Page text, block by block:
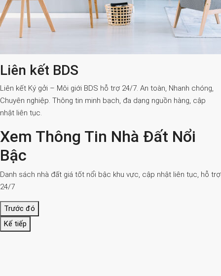
Liên kết BDS
Liên kết Ký gởi – Môi giới BDS hỗ trợ 24/7. An toàn, Nhanh chóng,
Chuyên nghiệp. Thông tin minh bạch, đa dạng nguồn hàng, cập
nhật liên tục.
Xem Thông Tin Nhà Đất Nổi
Bậc
Danh sách nhà đất giá tốt nổi bậc khu vực, cập nhật liên tục, hỗ trợ
24/7
Trước đó
Kế tiếp